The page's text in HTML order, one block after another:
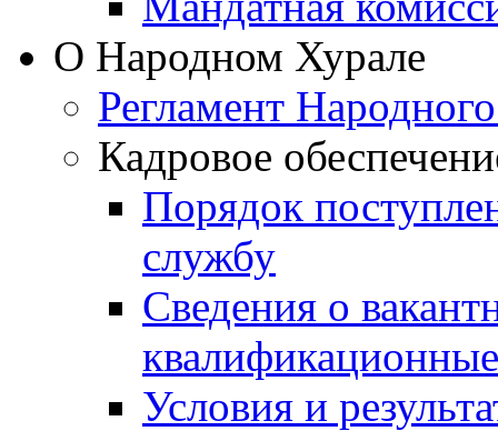
О Народном Хурале
Регламент
Кадровое
Порядок
службу
Сведения о
Условия и